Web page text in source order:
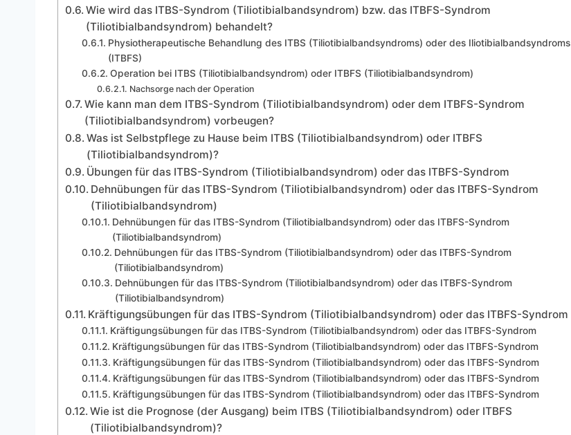
Wie wird das ITBS-Syndrom (Tiliotibialbandsyndrom) bzw. das ITBFS-Syndrom
(Tiliotibialbandsyndrom) behandelt?
Physiotherapeutische Behandlung des ITBS (Tiliotibialbandsyndroms) oder des Iliotibialbandsyndroms
(ITBFS)
Operation bei ITBS (Tiliotibialbandsyndrom) oder ITBFS (Tiliotibialbandsyndrom)
Nachsorge nach der Operation
Wie kann man dem ITBS-Syndrom (Tiliotibialbandsyndrom) oder dem ITBFS-Syndrom
(Tiliotibialbandsyndrom) vorbeugen?
Was ist Selbstpflege zu Hause beim ITBS (Tiliotibialbandsyndrom) oder ITBFS
(Tiliotibialbandsyndrom)?
Übungen für das ITBS-Syndrom (Tiliotibialbandsyndrom) oder das ITBFS-Syndrom
Dehnübungen für das ITBS-Syndrom (Tiliotibialbandsyndrom) oder das ITBFS-Syndrom
(Tiliotibialbandsyndrom)
Dehnübungen für das ITBS-Syndrom (Tiliotibialbandsyndrom) oder das ITBFS-Syndrom
(Tiliotibialbandsyndrom)
Dehnübungen für das ITBS-Syndrom (Tiliotibialbandsyndrom) oder das ITBFS-Syndrom
(Tiliotibialbandsyndrom)
Dehnübungen für das ITBS-Syndrom (Tiliotibialbandsyndrom) oder das ITBFS-Syndrom
(Tiliotibialbandsyndrom)
Kräftigungsübungen für das ITBS-Syndrom (Tiliotibialbandsyndrom) oder das ITBFS-Syndrom
Kräftigungsübungen für das ITBS-Syndrom (Tiliotibialbandsyndrom) oder das ITBFS-Syndrom
Kräftigungsübungen für das ITBS-Syndrom (Tiliotibialbandsyndrom) oder das ITBFS-Syndrom
Kräftigungsübungen für das ITBS-Syndrom (Tiliotibialbandsyndrom) oder das ITBFS-Syndrom
Kräftigungsübungen für das ITBS-Syndrom (Tiliotibialbandsyndrom) oder das ITBFS-Syndrom
Kräftigungsübungen für das ITBS-Syndrom (Tiliotibialbandsyndrom) oder das ITBFS-Syndrom
Wie ist die Prognose (der Ausgang) beim ITBS (Tiliotibialbandsyndrom) oder ITBFS
(Tiliotibialbandsyndrom)?